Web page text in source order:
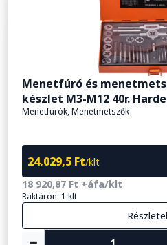
Menetfúró és
készlet M3-M12 40r.
Menetfúrók, Menetmetszők
24.029,5 Ft/klt
18 920,87 Ft +áfa/klt
Raktáron: 1 klt